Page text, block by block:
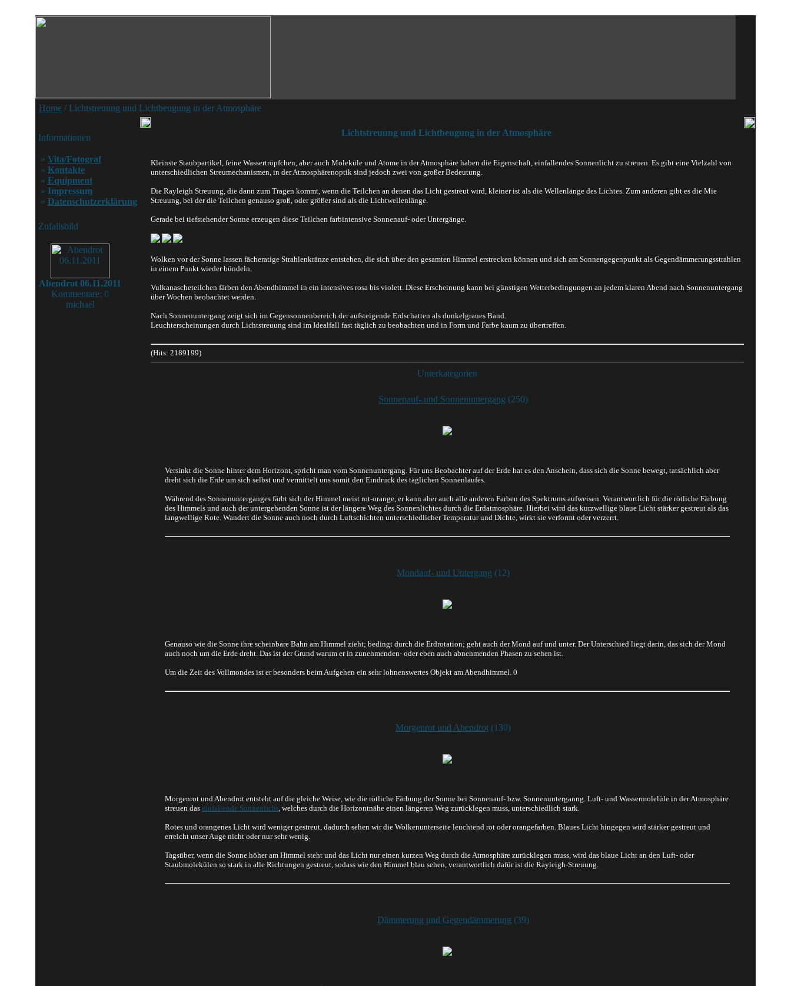
Home / Lichtstreuung und Lichtbeugung in der Atmosphäre
Informationen
» Vita/Fotograf
» Kontakte
» Equipment
» Impressum
» Datenschutzerklärung
Zufallsbild
Abendrot 06.11.2011
Kommentare: 0
michael
Lichtstreuung und Lichtbeugung in der Atmosphäre
Kleinste Staubpartikel, feine Wassertröpfchen, aber auch Moleküle und Atome in der Atmosphäre haben die Eigenschaft, einfallendes Sonnenlicht zu streuen. Es gibt eine Vielzahl von
unterschiedlichen Streumechanismen, in der Atmosphärenoptik sind jedoch zwei von großer Bedeutung.
Die Rayleigh Streuung, die dann zum Tragen kommt, wenn die Teilchen an denen das Licht gestreut wird, kleiner ist als die Wellenlänge des Lichtes. Zum anderen gibt es die Mie
Streuung, bei der die Teilchen genauso groß, oder größer sind als die Lichtwellenlänge.
Gerade bei tiefstehender Sonne erzeugen diese Teilchen farbintensive Sonnenauf- oder Untergänge.
Wolken vor der Sonne lassen fächeratige Strahlenkränze entstehen, die sich über den gesamten Himmel erstrecken können und sich am Sonnengegenpunkt als Gegendämmerungsstrahlen
in einem Punkt wieder bündeln.
Vulkanascheteilchen färben den Abendhimmel in ein intensives rosa bis violett. Diese Erscheinung kann bei günstigen Wetterbedingungen an jedem klaren Abend nach Sonnenuntergang
über Wochen beobachtet werden.
Nach Sonnenuntergang zeigt sich im Gegensonnenbereich der aufsteigende Erdschatten als dunkelgraues Band.
Leuchterscheinungen durch Lichtstreuung sind im Idealfall fast täglich zu beobachten und in Form und Farbe kaum zu übertreffen.
(Hits: 2189199)
Unterkategorien
Sonnenauf- und Sonnenuntergang (250)
Versinkt die Sonne hinter dem Horizont, spricht man vom Sonnenuntergang. Für uns Beobachter auf der Erde hat es den Anschein, dass sich die Sonne bewegt, tatsächlich aber
dreht sich die Erde um sich selbst und vermittelt uns somit den Eindruck des täglichen Sonnenlaufes.
Während des Sonnenunterganges färbt sich der Himmel meist rot-orange, er kann aber auch alle anderen Farben des Spektrums aufweisen. Verantwortlich für die rötliche Färbung
des Himmels und auch der untergehenden Sonne ist der längere Weg des Sonnenlichtes durch die Erdatmosphäre. Hierbei wird das kurzwellige blaue Licht stärker gestreut als das
langwellige Rote. Wandert die Sonne auch noch durch Luftschichten unterschiedlicher Temperatur und Dichte, wirkt sie verformt oder verzerrt.
Mondauf- und Untergang (12)
Genauso wie die Sonne ihre scheinbare Bahn am Himmel zieht; bedingt durch die Erdrotation; geht auch der Mond auf und unter. Der Unterschied liegt darin, das sich der Mond
auch noch um die Erde dreht. Das ist der Grund warum er in zunehmenden- oder eben auch abnehmenden Phasen zu sehen ist.
Um die Zeit des Vollmondes ist er besonders beim Aufgehen ein sehr lohnenswertes Objekt am Abendhimmel. 0
Morgenrot und Abendrot (130)
Morgenrot und Abendrot entsteht auf die gleiche Weise, wie die rötliche Färbung der Sonne bei Sonnenauf- bzw. Sonnenunterganng. Luft- und Wassermolelüle in der Atmosphäre
streuen das einfallende Sonnenlicht, welches durch die Horizontnähe einen längeren Weg zurücklegen muss, unterschiedlich stark.
Rotes und orangenes Licht wird weniger gestreut, dadurch sehen wir die Wolkenunterseite leuchtend rot oder orangefarben. Blaues Licht hingegen wird stärker gestreut und
erreicht unser Auge nicht oder nur sehr wenig.
Tagsüber, wenn die Sonne höher am Himmel steht und das Licht nur einen kurzen Weg durch die Atmosphäre zurücklegen muss, wird das blaue Licht an den Luft- oder
Staubmolekülen so stark in alle Richtungen gestreut, sodass wie den Himmel blau sehen, verantwortlich dafür ist die Rayleigh-Streuung.
Dämmerung und Gegendämmerung (39)